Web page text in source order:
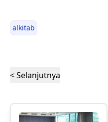
alkitab
< Selanjutnya